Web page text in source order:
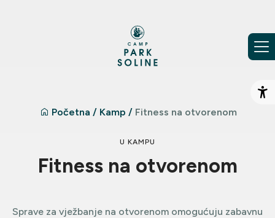
Početna / Kamp / Fitness na otvorenom
U KAMPU
Fitness na otvorenom
Sprave za vježbanje na otvorenom omogućuju zabavnu